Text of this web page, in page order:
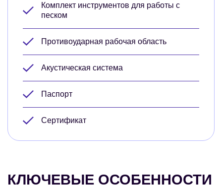
Комплект инструментов для работы с
песком
Противоударная рабочая область
Акустическая система
Паспорт
Сертификат
КЛЮЧЕВЫЕ ОСОБЕННОСТИ